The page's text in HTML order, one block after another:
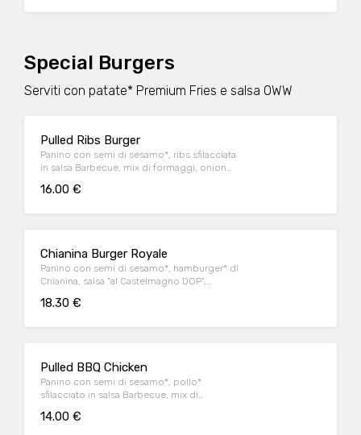
Special Burgers
Serviti con patate* Premium Fries e salsa OWW
Pulled Ribs Burger
Panino con semi di sesamo*, ribs sfilacciata
in salsa Barbecue, mix di formaggi, onion
iceberg
16.00 €
Chianina Burger Royale
Panino con semi di sesamo*, hamburger* di
Chianina, salsa "al Castelmagno DOP",
condito (con salsa alla senape) e insalata
18.30 €
Pulled BBQ Chicken
Panino con semi di sesamo*, pollo*
sfilacciato in salsa Barbecue, mix di
insalata iceberg
14.00 €